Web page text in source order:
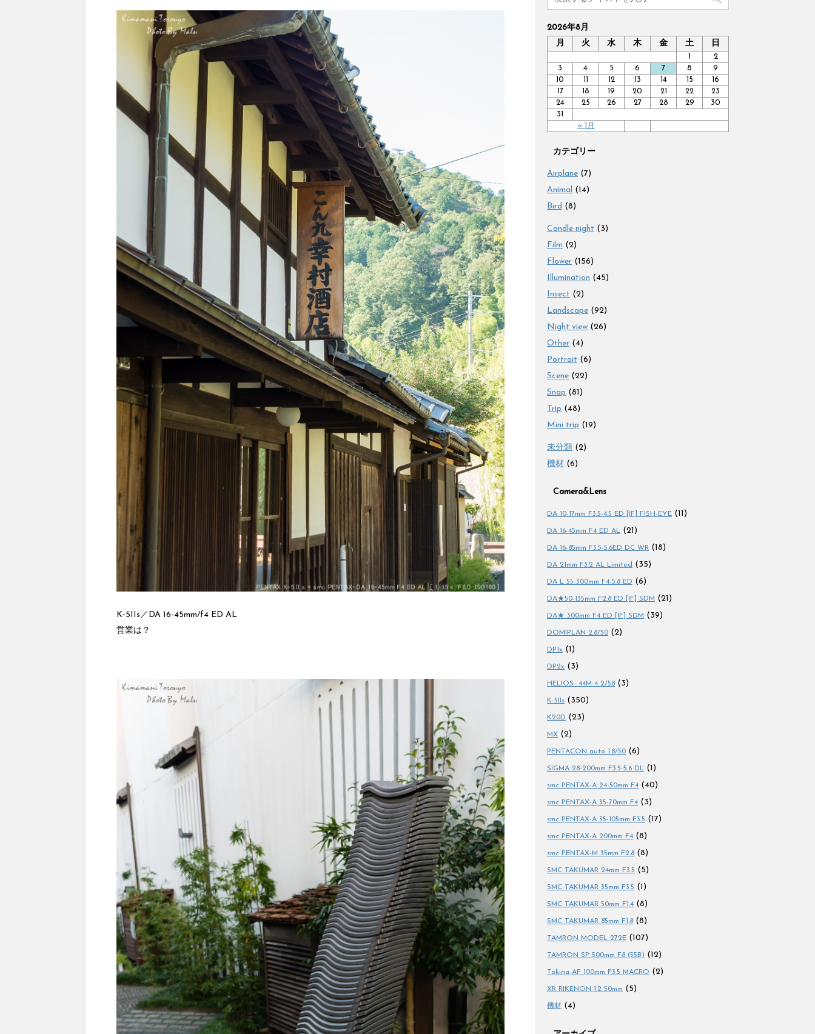
K-5IIs／DA 16-45mm/f4 ED AL
営業は？
2026年8月
月
火 水 木 金 土 日
« 1月
1
2
3
4 5 6 7 8
9
10
11 12 13 14 15
16
17
18 19 20 21 22
23
24
25 26 27 28 29
30
31
カテゴリー
Airplane (7)
Animal (14)
Bird (8)
Candle night (3)
Film (2)
Flower (156)
Illumination (45)
Insect (2)
Landscape (92)
Night view (26)
Other (4)
Portrait (6)
Scene (22)
Snap (81)
Trip (48)
Mini trip (19)
未分類 (2)
機材 (6)
Camera&Lens
DA 10-17mm F3.5-4.5 ED [IF] FISH-EYE (11)
DA 16-45mm F4 ED AL (21)
DA 16-85mm F3.5-5.6ED DC WR (18)
DA 21mm F3.2 AL Limited (35)
DA L 55-300mm F4-5.8 ED (6)
DA★50-135mm F2.8 ED [IF] SDM (21)
DA★ 300mm F4 ED [IF] SDM (39)
DOMIPLAN 2.8/50 (2)
DP1x (1)
DP2x (3)
HELIOS- 44M-4 2/58 (3)
K-5IIs (350)
K20D (23)
MX (2)
PENTACON auto 1.8/50 (6)
SIGMA 28-200mm F3.5-5.6 DL (1)
smc PENTAX-A 24-50mm F4 (40)
smc PENTAX-A 35-70mm F4 (3)
smc PENTAX-A 35-105mm F3.5 (17)
smc PENTAX-A 200mm F4 (8)
smc PENTAX-M 35mm F2.8 (8)
SMC TAKUMAR 24mm F3.5 (5)
SMC TAKUMAR 35mm F3.5 (1)
SMC TAKUMAR 50mm F1.4 (8)
SMC TAKUMAR 85mm F1.8 (8)
TAMRON MODEL 272E (107)
TAMRON SP 500mm F8 (55B) (12)
Tokina AF 100mm F3.5 MACRO (2)
XR RIKENON 1:2 50mm (5)
機材 (4)